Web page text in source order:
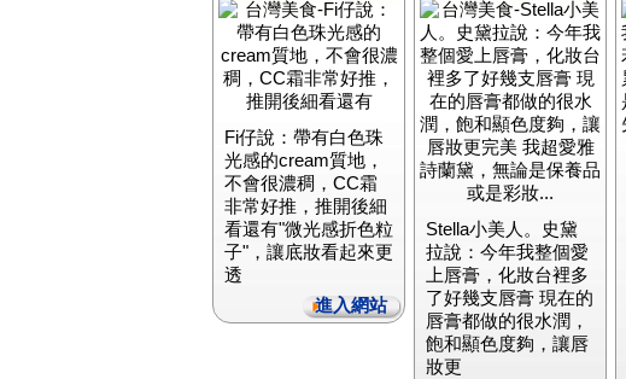
Fi仔說：帶有白色珠
光感的cream質地，
不會很濃稠，CC霜
非常好推，推開後細
看還有"微光感折色粒
子"，讓底妝看起來更
透
進入網站
Stella小美人。史黛
拉說：今年我整個愛
上唇膏，化妝台裡多
了好幾支唇膏 現在的
唇膏都做的很水潤，
飽和顯色度夠，讓唇
妝更